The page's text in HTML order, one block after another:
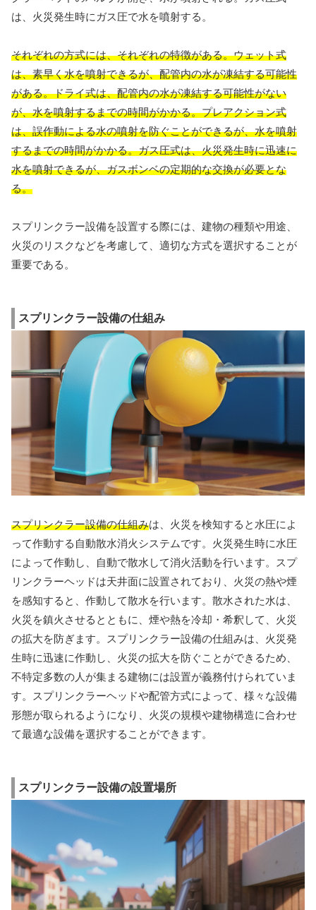
は、火災発生時にガス圧で水を噴射する。
それぞれの方式には、それぞれの特徴がある。ウェット式
は、素早く水を噴射できるが、配管内の水が凍結する可能性
がある。ドライ式は、配管内の水が凍結する可能性がない
が、水を噴射するまでの時間がかかる。プレアクション式
は、誤作動による水の噴射を防ぐことができるが、水を噴射
するまでの時間がかかる。ガス圧式は、火災発生時に迅速に
水を噴射できるが、ガスボンベの定期的な交換が必要とな
る。
スプリンクラー設備を設置する際には、建物の種類や用途、
火災のリスクなどを考慮して、適切な方式を選択することが
重要である。
スプリンクラー設備の仕組み
スプリンクラー設備の仕組みは、火災を検知すると水圧によ
って作動する自動散水消火システムです。火災発生時に水圧
によって作動し、自動で散水して消火活動を行います。スプ
リンクラーヘッドは天井面に設置されており、火災の熱や煙
を感知すると、作動して散水を行います。散水された水は、
火災を鎮火させるとともに、煙や熱を冷却・希釈して、火災
の拡大を防ぎます。スプリンクラー設備の仕組みは、火災発
生時に迅速に作動し、火災の拡大を防ぐことができるため、
不特定多数の人が集まる建物には設置が義務付けられていま
す。スプリンクラーヘッドや配管方式によって、様々な設備
形態が取られるようになり、火災の規模や建物構造に合わせ
て最適な設備を選択することができます。
スプリンクラー設備の設置場所